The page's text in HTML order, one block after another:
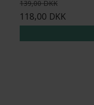
139,00 DKK
118,00 DKK